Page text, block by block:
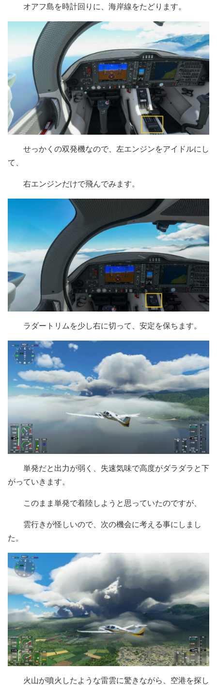
オアフ島を時計回りに、海岸線をたどります。
せっかくの双発機なので、左エンジンをアイドルにし
て、
右エンジンだけで飛んでみます。
ラダートリムを少し右に切って、安定を保ちます。
単発だと出力が弱く、失速気味で高度がダラダラと下
がっていきます。
このまま単発で着陸しようと思っていたのですが、
雲行きが怪しいので、次の機会に考える事にしまし
た。
火山が噴火したような雷雲に驚きながら、空港を探し